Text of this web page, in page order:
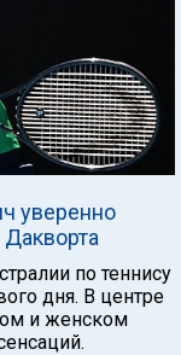
уверенно
по теннису
дня. В центре
и женском